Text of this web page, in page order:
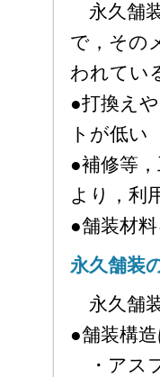
永久舗
で，その
われてい
●打換え
トが低い
●補修等
より，利
●舗装材
永久舗装
永久舗
●舗装構
・アス